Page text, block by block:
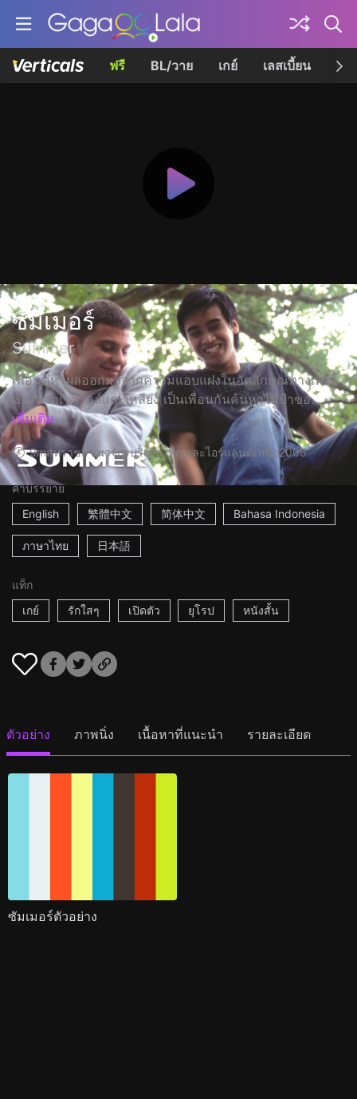
ฟรี BL/วาย เกย์ เลสเบี้ยน เค
ซัมเมอร์
Summer
เพื่อนคู่หูโผล่ออกมาจากความแอบแฝงในอัตลักษณ์ทางเพศ
ของพวกเขาวิลล์และเหลียง เป็นเพื่อนกันค้นหาไม้ป้าขอ...
เพิ่มเติม
9mสหราชอาณาจักรบริเตนใหญ่และไอร์แลนด์เหนือ2006
คำบรรยาย
English
繁體中文 简体中文 Bahasa Indonesia
ภาษาไทย 日本語
แท็ก
เกย์
รักใสๆ เปิดตัว ยุโรป หนังสั้น
ตัวอย่าง ภาพนิ่ง เนื้อหาที่แนะนำ รายละเอียด
ซัมเมอร์ตัวอย่าง